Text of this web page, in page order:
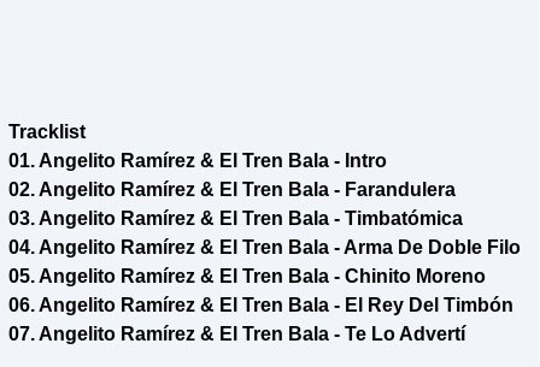
Tracklist
01. Angelito Ramírez & El Tren Bala - Intro
02. Angelito Ramírez & El Tren Bala - Farandulera
03. Angelito Ramírez & El Tren Bala - Timbatómica
04. Angelito Ramírez & El Tren Bala - Arma De Doble Filo
05. Angelito Ramírez & El Tren Bala - Chinito Moreno
06. Angelito Ramírez & El Tren Bala - El Rey Del Timbón
07. Angelito Ramírez & El Tren Bala - Te Lo Advertí